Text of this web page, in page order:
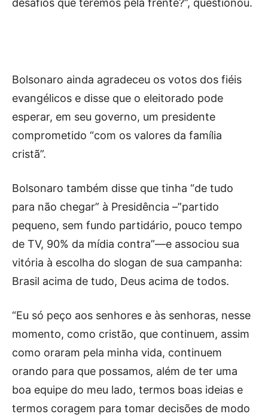
desafios que teremos pela frente?”, questionou.
Bolsonaro ainda agradeceu os votos dos fiéis
evangélicos e disse que o eleitorado pode
esperar, em seu governo, um presidente
comprometido “com os valores da família
cristã”.
Bolsonaro também disse que tinha “de tudo
para não chegar” à Presidência –”partido
pequeno, sem fundo partidário, pouco tempo
de TV, 90% da mídia contra”—e associou sua
vitória à escolha do slogan de sua campanha:
Brasil acima de tudo, Deus acima de todos.
“Eu só peço aos senhores e às senhoras, nesse
momento, como cristão, que continuem, assim
como oraram pela minha vida, continuem
orando para que possamos, além de ter uma
boa equipe do meu lado, termos boas ideias e
termos coragem para tomar decisões de modo